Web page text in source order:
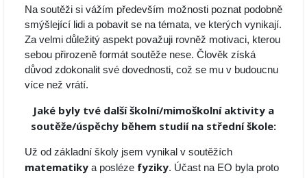
Na soutěži si vážím především možnosti poznat podobně
smýšlející lidi a pobavit se na témata, ve kterých vynikají.
Za velmi důležitý aspekt považuji rovněž motivaci, kterou
sebou přirozeně formát soutěže nese. Člověk získá
důvod zdokonalit své dovednosti, což se mu v budoucnu
více než vrátí.
Jaké byly tvé další školní/mimoškolní aktivity a
soutěže/úspěchy během studií na střední škole:
Už od základní školy jsem vynikal v soutěžích
matematiky a posléze fyziky. Účast na EO byla proto